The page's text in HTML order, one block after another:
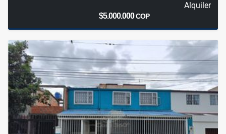
Alquiler
$5.000.000COP